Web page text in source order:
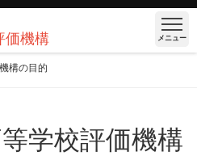
メニュー
構の目的
学校評価機構